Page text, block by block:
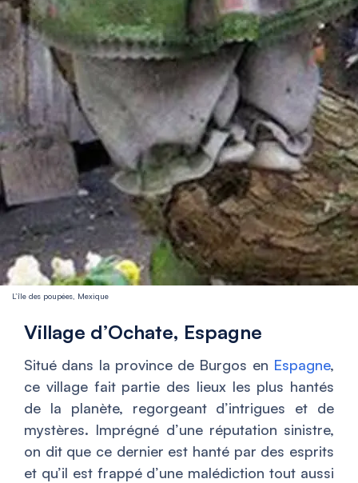
L’île des poupées, Mexique
Village d’Ochate, Espagne
Situé dans la province de Burgos en Espagne,
ce village fait partie des lieux les plus hantés
de la planète, regorgeant d’intrigues et de
mystères. Imprégné d’une réputation sinistre,
on dit que ce dernier est hanté par des esprits
et qu’il est frappé d’une malédiction tout aussi